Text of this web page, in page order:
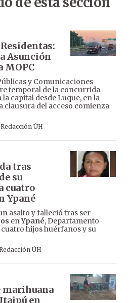
Asunción
MOPC
y Comunicaciones
temporal de la concurrida
la capital desde Luque, en la
clausura del acceso comienza
Redacción ÚH
tras
su
cuatro
Ypané
asalto y falleció tras ser
enYpané, Departamento
hijos huérfanos y su
ÚH
marihuana
en